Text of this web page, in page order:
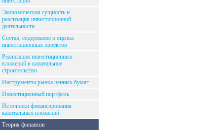
Экономическая сущность и
реализация инвестиционной
деятельности
Состав, содержание и оценка
инвестиционных проектов
Реализация инвестиционных
вложений в капитальное
строительство
Инструменты рынка ценных бумаг
Инвестиционный портфель
Источники финансирования
капитальных вложений
Теория финансов